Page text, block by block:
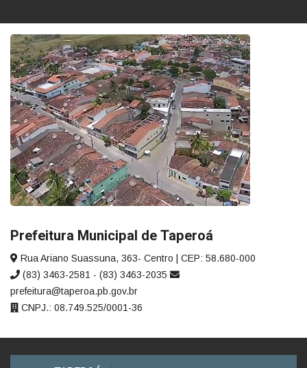
Prefeitura Municipal de Taperoá
Rua Ariano Suassuna, 363- Centro | CEP: 58.680-000
(83) 3463-2581 - (83) 3463-2035
prefeitura@taperoa.pb.gov.br
CNPJ.: 08.749.525/0001-36